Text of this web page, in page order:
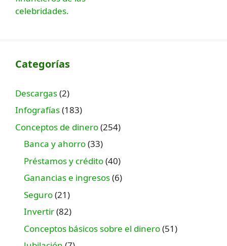
Categorías
Descargas(2)
Infografías(183)
Conceptos de dinero(254)
Banca y ahorro(33)
Préstamos y crédito(40)
Ganancias e ingresos(6)
Seguro(21)
Invertir(82)
Conceptos básicos sobre el dinero(51)